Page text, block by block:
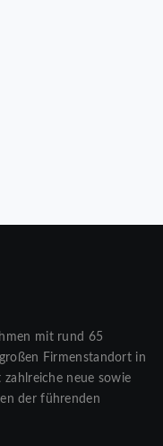
mit rund 65
Firmenstandort in
neue sowie
der führenden